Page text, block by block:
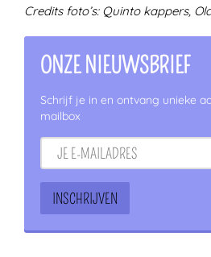
Credits foto’s: Quinto kappers,
ONZE NIEUWSBRIEF
Schrijf je in en ontvang unieke
mailbox